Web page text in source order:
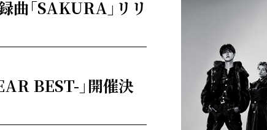
曲「SAKURA」リリ
BEST-」開催決